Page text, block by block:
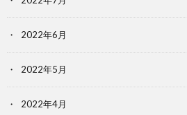
2022年6月
2022年5月
2022年4月